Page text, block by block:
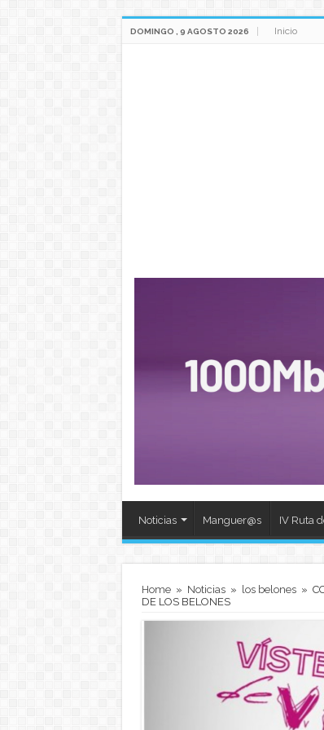
DOMINGO , 9 AGOSTO 2026 Inicio
Noticias Manguer@s IV Ruta
Home » Noticias » los belones »
DE LOS BELONES